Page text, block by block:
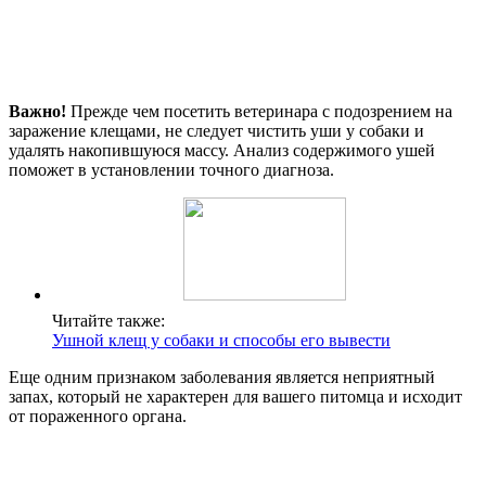
Важно! Прежде чем посетить ветеринара с подозрением на
заражение клещами, не следует чистить уши у собаки и
удалять накопившуюся массу. Анализ содержимого ушей
поможет в установлении точного диагноза.
Читайте также:
Ушной клещ у собаки и способы его вывести
Еще одним признаком заболевания является неприятный
запах, который не характерен для вашего питомца и исходит
от пораженного органа.